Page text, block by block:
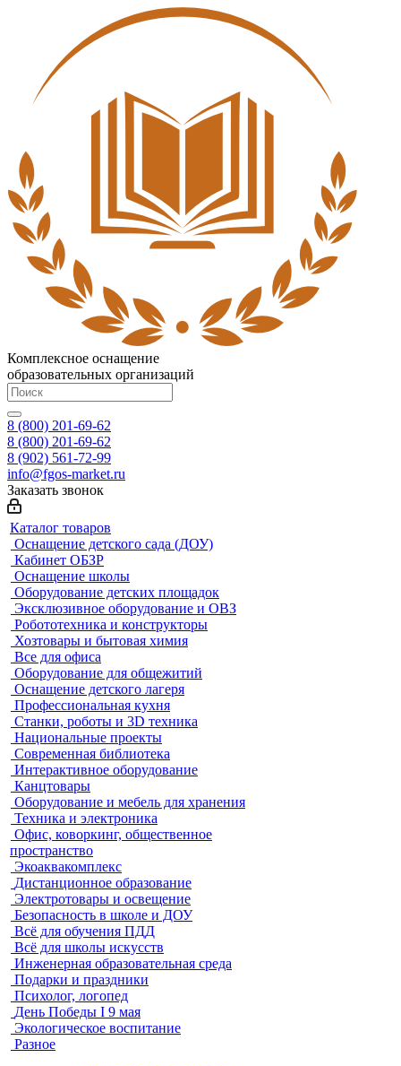
Комплексное оснащение
образовательных организаций
8 (800) 201-69-62
8 (800) 201-69-62
8 (902) 561-72-99
info@fgos-market.ru
Заказать звонок
Каталог товаров
Оснащение детского сада (ДОУ)
Кабинет ОБЗР
Оснащение школы
Оборудование детских площадок
Эксклюзивное оборудование и ОВЗ
Робототехника и конструкторы
Хозтовары и бытовая химия
Все для офиса
Оборудование для общежитий
Оснащение детского лагеря
Профессиональная кухня
Станки, роботы и 3D техника
Национальные проекты
Современная библиотека
Интерактивное оборудование
Канцтовары
Оборудование и мебель для хранения
Техника и электроника
Офис, коворкинг, общественное
пространство
Экоаквакомплекс
Дистанционное образование
Электротовары и освещение
Безопасность в школе и ДОУ
Всё для обучения ПДД
Всё для школы искусств
Инженерная образовательная среда
Подарки и праздники
Психолог, логопед
День Победы I 9 мая
Экологическое воспитание
Разное